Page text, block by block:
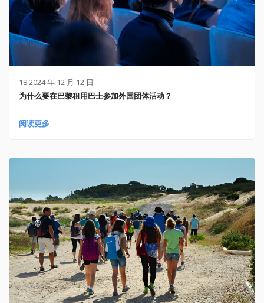
18 2024 年 12 月 12 日
为什么要在巴黎租用巴士参加外国团体活动？
阅读更多